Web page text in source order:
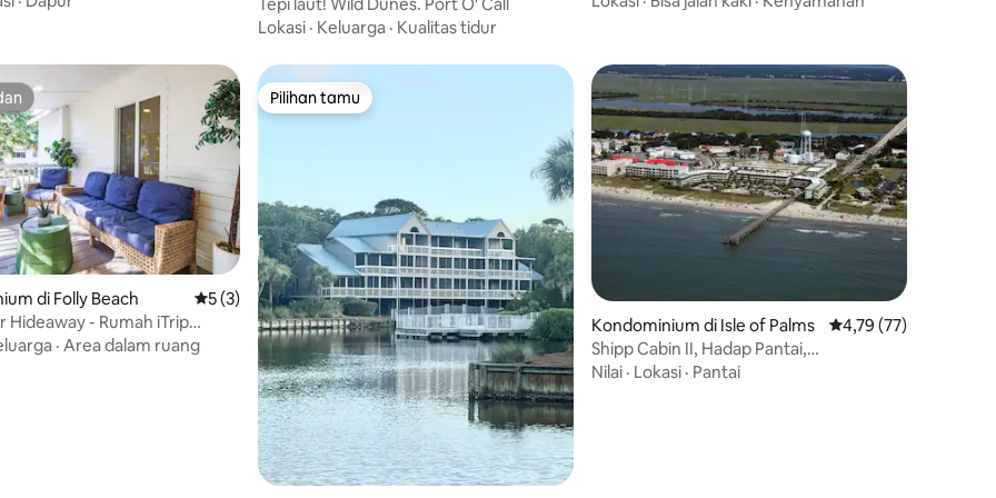
Lokasi · Keluarga · Kualitas tidur
174 ulasan
di Folly Beach Nilai rata-rata 5 dari 5, 3 ulasan
5 (3)
Hideaway - Rumah iTrip
· Area dalam ruang
Pilihan tamu
Pilihan tamu
Kondominium di Isle of Palms Nilai rata-rata 4,79
4,79 (77)
Shipp Cabin II, Hadap Pantai,
Berkapasitas 6 Orang, Dermaga
Nilai · Lokasi · Pantai